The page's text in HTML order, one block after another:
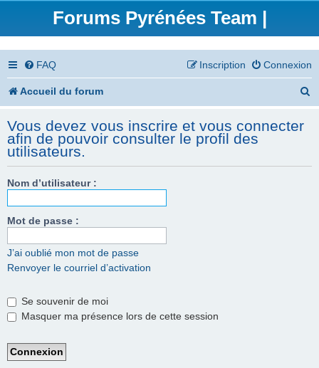
Forums Pyrénées Team |
FAQ Connexion
Inscription
Accueil du forum
Vous devez vous inscrire et vous connecter
afin de pouvoir consulter le profil des
utilisateurs.
Nom d’utilisateur :
Mot de passe :
J’ai oublié mon mot de passe
Renvoyer le courriel d’activation
Se souvenir de moi
Masquer ma présence lors de cette session